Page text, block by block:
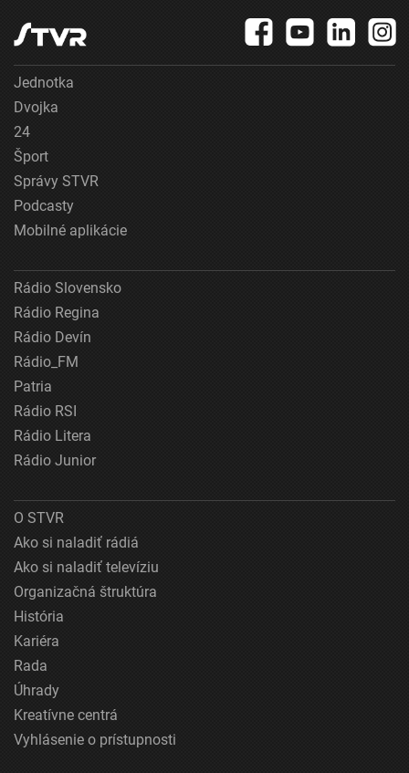
Jednotka
Dvojka
24
Šport
Správy STVR
Podcasty
Mobilné aplikácie
Rádio Slovensko
Rádio Regina
Rádio Devín
Rádio_FM
Patria
Rádio RSI
Rádio Litera
Rádio Junior
O STVR
Ako si naladiť rádiá
Ako si naladiť televíziu
Organizačná štruktúra
História
Kariéra
Rada
Úhrady
Kreatívne centrá
Vyhlásenie o prístupnosti